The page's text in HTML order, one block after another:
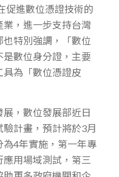
促進數位憑證技術的
，進一步支持台灣
特別強調，「數位
數位身分證，主要
具為「數位憑證皮
，數位發展部近日
計畫，預計將於3月
4年實施，第一年專
用場域測試，第三